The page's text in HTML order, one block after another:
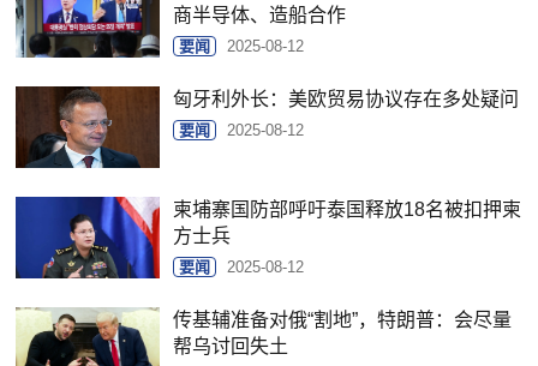
商半导体、造船合作
要闻 2025-08-12
匈牙利外长：美欧贸易协议存在多处疑问
要闻 2025-08-12
柬埔寨国防部呼吁泰国释放18名被扣押柬
方士兵
要闻 2025-08-12
传基辅准备对俄“割地”，特朗普：会尽量
帮乌讨回失土